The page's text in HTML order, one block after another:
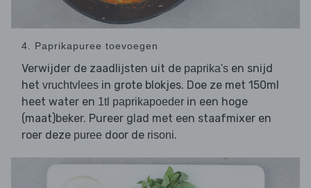
4. Paprikapuree toevoegen
Verwijder de zaadlijsten uit de paprika's en snijd
het vruchtvlees in grote blokjes. Doe ze met 150ml
heet water en 1tl paprikapoeder in een hoge
(maat)beker. Pureer glad met een staafmixer en
roer deze puree door de risoni.